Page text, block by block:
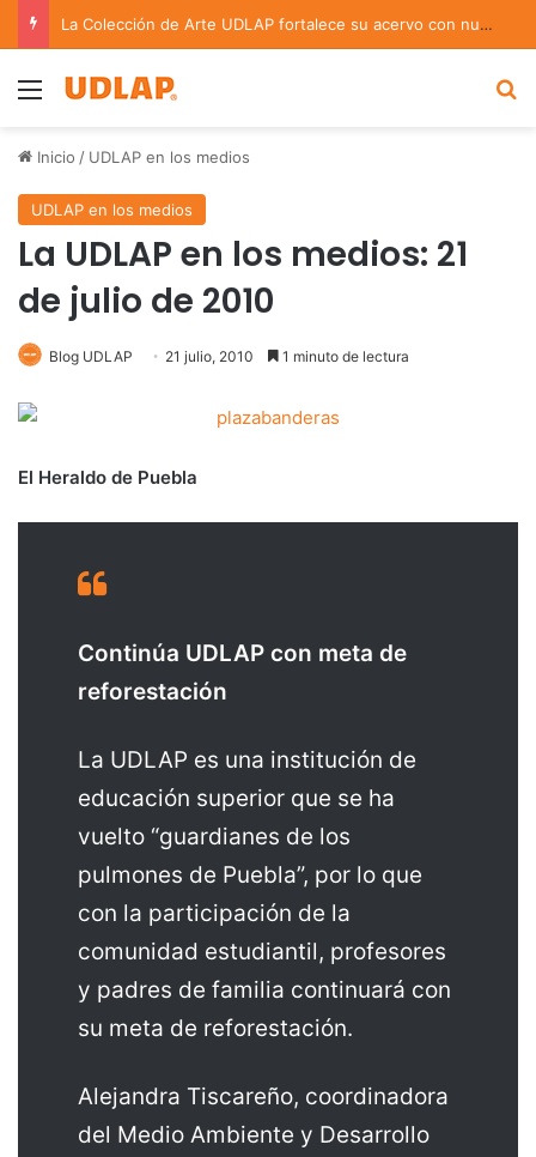
La Colección de Arte UDLAP fortalece su acervo con nuevas obras de artistas emergentes y consolidados
Menu
Inicio / UDLAP en los medios
UDLAP en los medios
La UDLAP en los medios: 21
de julio de 2010
Blog UDLAP 21 julio, 2010 1 minuto de lectura
El Heraldo de Puebla
Continúa UDLAP con meta de
reforestación
La UDLAP es una institución de
educación superior que se ha
vuelto “guardianes de los
pulmones de Puebla”, por lo que
con la participación de la
comunidad estudiantil, profesores
y padres de familia continuará con
su meta de reforestación.
Alejandra Tiscareño, coordinadora
del Medio Ambiente y Desarrollo